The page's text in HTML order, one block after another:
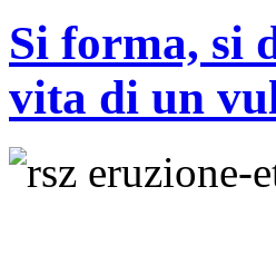
Si forma, si
vita di un